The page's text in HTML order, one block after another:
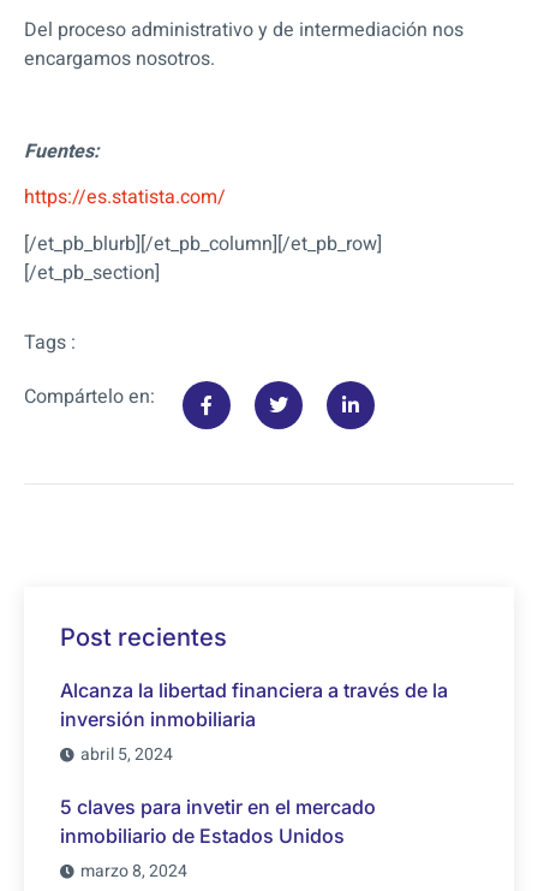
Del proceso administrativo y de intermediación nos
encargamos nosotros.
Fuentes:
https://es.statista.com/
[/et_pb_blurb][/et_pb_column][/et_pb_row]
[/et_pb_section]
Tags :
Compártelo en:
Post recientes
Alcanza la libertad financiera a través de la
inversión inmobiliaria
abril 5, 2024
5 claves para invetir en el mercado
inmobiliario de Estados Unidos
marzo 8, 2024